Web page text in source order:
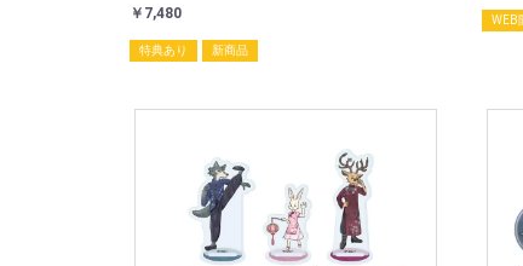
￥7,480
特典あり 新商品
WEB